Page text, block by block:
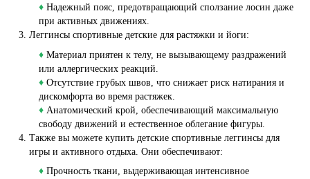
♦ Надежный пояс, предотвращающий сползание лосин даже
при активных движениях.
Леггинсы спортивные детские для растяжки и йоги:
♦ Материал приятен к телу, не вызывающему раздражений
или аллергических реакций.
♦ Отсутствие грубых швов, что снижает риск натирания и
дискомфорта во время растяжек.
♦ Анатомический крой, обеспечивающий максимальную
свободу движений и естественное облегание фигуры.
Также вы можете купить детские спортивные леггинсы для
игры и активного отдыха. Они обеспечивают:
♦ Прочность ткани, выдерживающая интенсивное